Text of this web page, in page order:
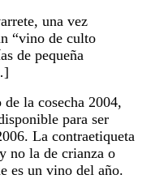
una vez
“vino de culto
de pequeña
la cosecha 2004,
para ser
La contraetiqueta
no la de crianza o
es un vino del año.